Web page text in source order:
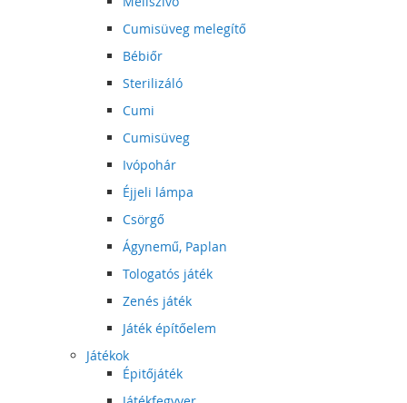
Cumisüveg melegítő
Bébiőr
Sterilizáló
Cumi
Cumisüveg
Ivópohár
Éjjeli lámpa
Csörgő
Ágynemű, Paplan
Tologatós játék
Zenés játék
Játék építőelem
Játékok
Épitőjáték